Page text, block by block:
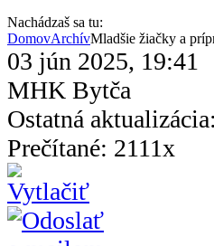
Nachádzaš sa tu:
DomovArchívMladšie žiačky a
03 jún 2025, 19:41
MHK Bytča
Ostatná
Prečítané: 2111x